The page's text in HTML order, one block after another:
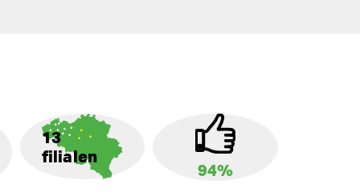
13
filialen
94%